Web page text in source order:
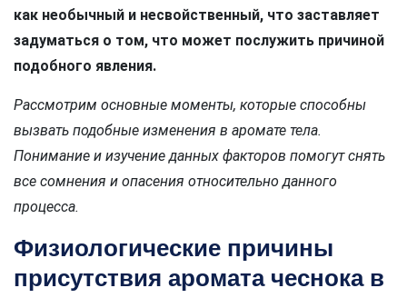
как необычный и несвойственный, что заставляет
задуматься о том, что может послужить причиной
подобного явления.
Рассмотрим основные моменты, которые способны
вызвать подобные изменения в аромате тела.
Понимание и изучение данных факторов помогут снять
все сомнения и опасения относительно данного
процесса.
Физиологические причины
присутствия аромата чеснока в